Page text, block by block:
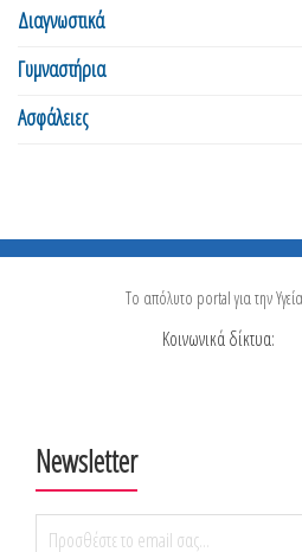
Διαγνωστικά
Γυμναστήρια
Ασφάλειες
Το απόλυτο portal για την
Κοινωνικά δίκτυα:
Newsletter